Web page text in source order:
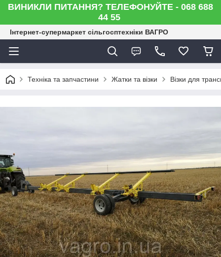
ВИНИКЛИ ПИТАННЯ? ТЕЛЕФОНУЙТЕ - 068 688
44 55
Інтернет-супермаркет сільгосптехніки ВАГРО
Техніка та запчастини Жатки та візки Візки для